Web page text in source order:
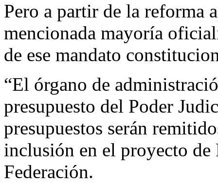
Pero a partir de la reforma
mencionada mayoría
de ese mandato
“El órgano de
presupuesto del Poder
presupuestos serán
inclusión en el proyecto de
Federación.